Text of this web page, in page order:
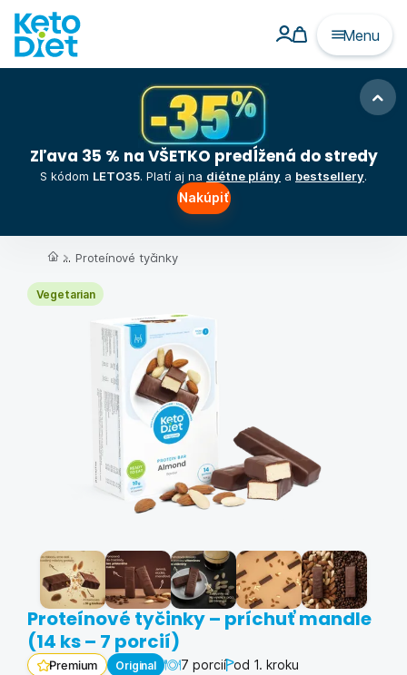
Menu
Zľava 35 % na VŠETKO predĺžená do stredy
S kódom LETO35. Platí aj na diétne plány a bestsellery.
Nakúpiť
... Proteínové tyčinky
Vegetarian
Proteínové tyčinky – príchuť mandle
(14 ks – 7 porcií)
Premium Original 7 porcií od 1. kroku